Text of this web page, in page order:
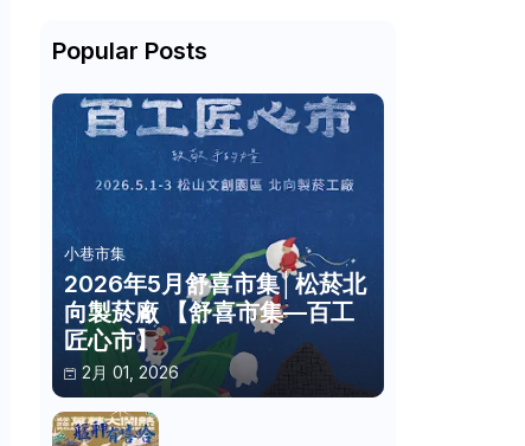
Popular Posts
小巷市集
2026年5月舒喜市集│松菸北
向製菸廠 【舒喜市集—百工
匠心市】
2月 01, 2026